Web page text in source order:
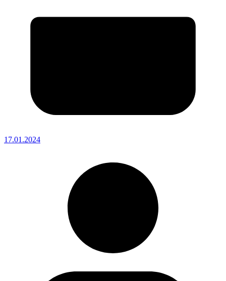
17.01.2024